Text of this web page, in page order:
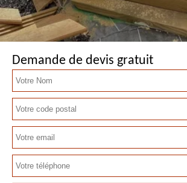
Demande de devis gratuit